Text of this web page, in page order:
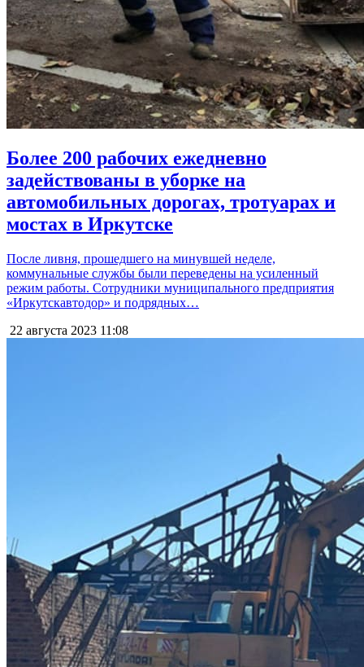
Более 200 рабочих ежедневно
задействованы в уборке на
автомобильных дорогах, тротуарах и
мостах в Иркутске
После ливня, прошедшего на минувшей неделе,
коммунальные службы были переведены на усиленный
режим работы. Сотрудники муниципального предприятия
«Иркутскавтодор» и подрядных…
22 августа 2023 11:08